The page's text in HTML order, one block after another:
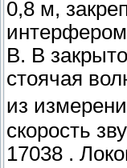
0,8 м,
В. В
стоячая
из
скорость
17038 .